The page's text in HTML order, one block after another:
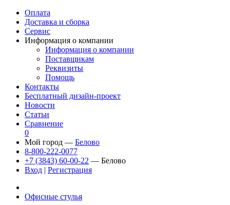
Оплата
Доставка и сборка
Сервис
Информация о компании
Информация о компании
Поставщикам
Реквизиты
Помощь
Контакты
Бесплатный дизайн-проект
Новости
Статьи
Сравнение
0
Мой город — Белово
8-800-222-0077
+7 (3843) 60-00-22 — Белово
Вход | Регистрация
Офисные стулья